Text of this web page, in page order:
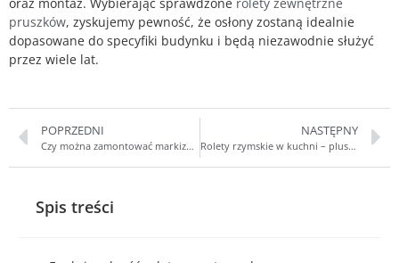
pruszków, zyskujemy pewność, że osłony zostaną idealnie
dopasowane do specyfiki budynku i będą niezawodnie służyć
przez wiele lat.
POPRZEDNI
Czy można zamontować markizę do ocieplonej ściany?
NASTĘPNY
Rolety rzymskie w kuchni – plusy i minusy
Spis treści